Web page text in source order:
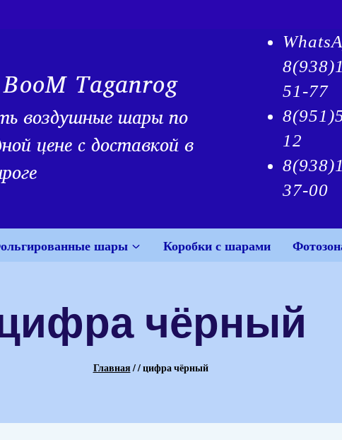
Taganrog
воздушные шары по
цене с доставкой в
51-77
12
37-00
шары Коробки с шарами
чёрный
Главная//цифра чёрный